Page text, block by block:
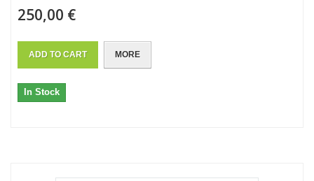
250,00 €
ADD TO CART MORE
In Stock